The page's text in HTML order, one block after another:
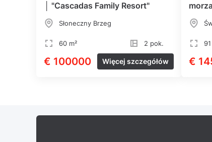
│ "Cascadas Family Resort"
Słoneczny Brzeg
60 m² 2 pok.
€ 100000 Więcej szczegółów €